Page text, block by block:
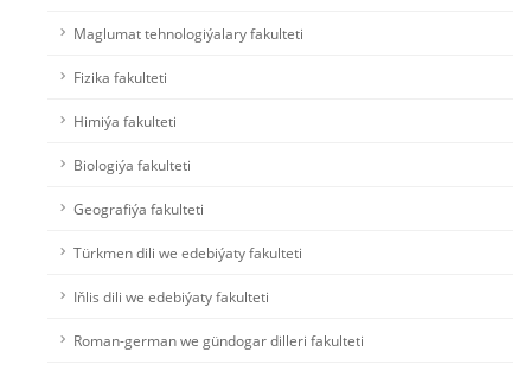
Maglumat tehnologiýalary fakulteti
Fizika fakulteti
Himiýa fakulteti
Biologiýa fakulteti
Geografiýa fakulteti
Türkmen dili we edebiýaty fakulteti
Iňlis dili we edebiýaty fakulteti
Roman-german we gündogar dilleri fakulteti